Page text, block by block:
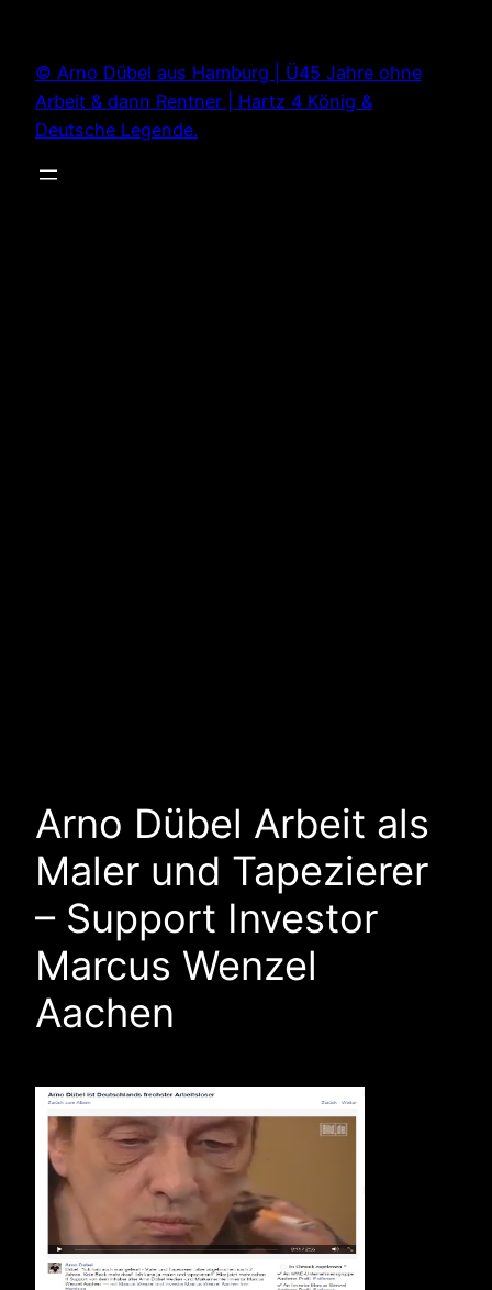
springen
© Arno Dübel aus Hamburg | Ü45 Jahre ohne
Arbeit & dann Rentner | Hartz 4 König &
Deutsche Legende.
Arno Dübel Arbeit als
Maler und Tapezierer
– Support Investor
Marcus Wenzel
Aachen